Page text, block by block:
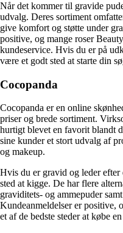
Når det kommer til gravide
udvalg. Deres sortiment
give komfort og støtte under
positive, og mange roser
kundeservice. Hvis du er på
være et godt sted at starte din
Cocopanda
Cocopanda er en online
priser og brede sortiment.
hurtigt blevet en favorit blandt
sine kunder et stort udvalg af
og makeup.
Hvis du er gravid og leder efter
sted at kigge. De har flere
graviditets- og ammepuder
Kundeanmeldelser er positive,
et af de bedste steder at købe